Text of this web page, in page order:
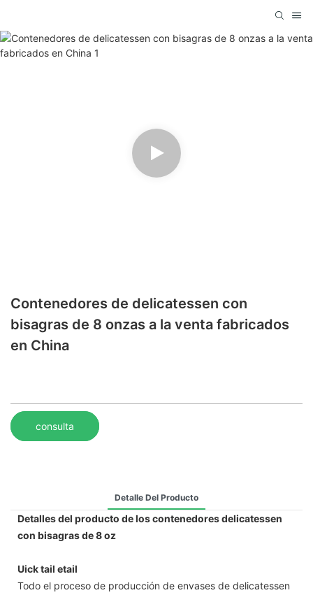
Contenedores de delicatessen con
bisagras de 8 onzas a la venta fabricados
en China
consulta
Detalle Del Producto
Detalles del producto de los contenedores delicatessen
con bisagras de 8 oz
Uick tail etail
Todo el proceso de producción de envases de delicatessen